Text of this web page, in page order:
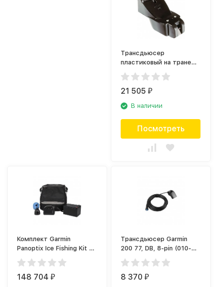
Трансдьюсер
пластиковый на транец
Garmin FF400 (010-
10192-01)
21 505₽
В наличии
Посмотреть
Комплект Garmin
Panoptix Ice Fishing Kit EU
(020-00293-04)
148 704₽
Трансдьюсер Garmin
200 77, DB, 8-pin (010-
10249-40)
8 370₽